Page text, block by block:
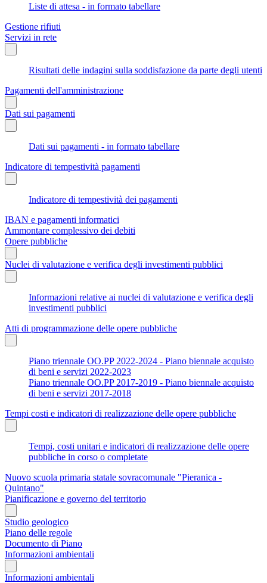
Liste di attesa - in formato tabellare
Gestione rifiuti
Servizi in rete
Risultati delle indagini sulla soddisfazione da parte degli utenti
Pagamenti dell'amministrazione
Dati sui pagamenti
Dati sui pagamenti - in formato tabellare
Indicatore di tempestività pagamenti
Indicatore di tempestività dei pagamenti
IBAN e pagamenti informatici
Ammontare complessivo dei debiti
Opere pubbliche
Nuclei di valutazione e verifica degli investimenti pubblici
Informazioni relative ai nuclei di valutazione e verifica degli
investimenti pubblici
Atti di programmazione delle opere pubbliche
Piano triennale OO.PP 2022-2024 - Piano biennale acquisto
di beni e servizi 2022-2023
Piano triennale OO.PP 2017-2019 - Piano biennale acquisto
di beni e servizi 2017-2018
Tempi costi e indicatori di realizzazione delle opere pubbliche
Tempi, costi unitari e indicatori di realizzazione delle opere
pubbliche in corso o completate
Nuovo scuola primaria statale sovracomunale "Pieranica -
Quintano"
Pianificazione e governo del territorio
Studio geologico
Piano delle regole
Documento di Piano
Informazioni ambientali
Informazioni ambientali